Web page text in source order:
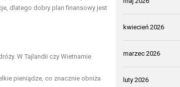
dlatego dobry plan finansowy jest
W Tajlandii czy Wietnamie
pieniądze, co znacznie obniża
kwiecień 2026
marzec 2026
luty 2026